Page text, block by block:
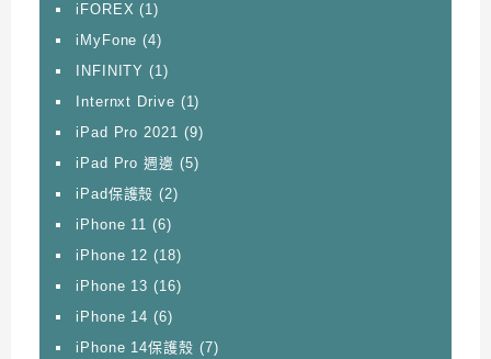
iFOREX (1)
iMyFone (4)
INFINITY (1)
Internxt Drive (1)
iPad Pro 2021 (9)
iPad Pro 週邊 (5)
iPad保護殼 (2)
iPhone 11 (6)
iPhone 12 (18)
iPhone 13 (16)
iPhone 14 (6)
iPhone 14保護殼 (7)